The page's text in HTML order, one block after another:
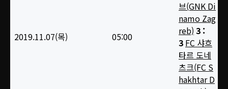
2019.11.07(목) 05:00
브(GNK Di
namo Zag
reb) 3 :
3 FC 샤흐
타르 도네
츠크(FC S
hakhtar D